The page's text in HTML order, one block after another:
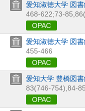
愛知淑徳大学 図
468-622;73-85,
OPAC
愛知淑徳大学 図
455-466
OPAC
愛知大学 豊橋図
83(746-754),84-
OPAC